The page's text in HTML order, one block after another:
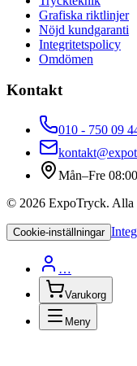
Grafiska riktlinjer
Nöjd kundgaranti
Integritetspolicy
Omdömen
Kontakt
010 - 750 09
Mån–Fre
© 2026 ExpoTryck. Alla
Cookie-inställningar
…
Varukorg
Meny